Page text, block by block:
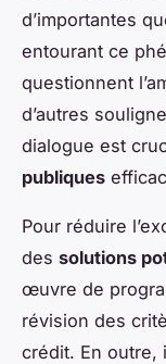
d’importantes
entourant ce
questionnent
d’autres
dialogue est
publiques
Pour réduire
des solutions
œuvre de
révision des
crédit. En outre,